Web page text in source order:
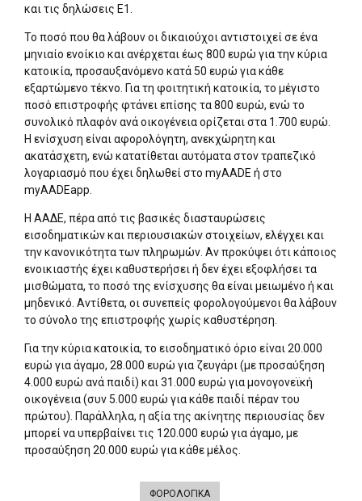
και τις δηλώσεις Ε1.
Το ποσό που θα λάβουν οι δικαιούχοι αντιστοιχεί σε ένα
μηνιαίο ενοίκιο και ανέρχεται έως 800 ευρώ για την κύρια
κατοικία, προσαυξανόμενο κατά 50 ευρώ για κάθε
εξαρτώμενο τέκνο. Για τη φοιτητική κατοικία, το μέγιστο
ποσό επιστροφής φτάνει επίσης τα 800 ευρώ, ενώ το
συνολικό πλαφόν ανά οικογένεια ορίζεται στα 1.700 ευρώ.
Η ενίσχυση είναι αφορολόγητη, ανεκχώρητη και
ακατάσχετη, ενώ κατατίθεται αυτόματα στον τραπεζικό
λογαριασμό που έχει δηλωθεί στο myAADE ή στο
myAADEapp.
Η ΑΑΔΕ, πέρα από τις βασικές διασταυρώσεις
εισοδηματικών και περιουσιακών στοιχείων, ελέγχει και
την κανονικότητα των πληρωμών. Αν προκύψει ότι κάποιος
ενοικιαστής έχει καθυστερήσει ή δεν έχει εξοφλήσει τα
μισθώματα, το ποσό της ενίσχυσης θα είναι μειωμένο ή και
μηδενικό. Αντίθετα, οι συνεπείς φορολογούμενοι θα λάβουν
το σύνολο της επιστροφής χωρίς καθυστέρηση.
Για την κύρια κατοικία, το εισοδηματικό όριο είναι 20.000
ευρώ για άγαμο, 28.000 ευρώ για ζευγάρι (με προσαύξηση
4.000 ευρώ ανά παιδί) και 31.000 ευρώ για μονογονεϊκή
οικογένεια (συν 5.000 ευρώ για κάθε παιδί πέραν του
πρώτου). Παράλληλα, η αξία της ακίνητης περιουσίας δεν
μπορεί να υπερβαίνει τις 120.000 ευρώ για άγαμο, με
προσαύξηση 20.000 ευρώ για κάθε μέλος.
ΦΟΡΟΛΟΓΙΚΑ